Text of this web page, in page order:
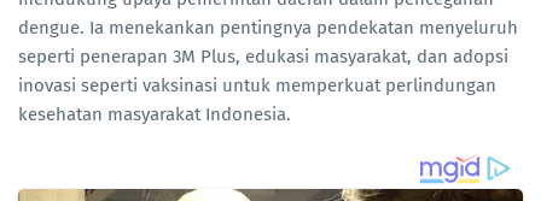
dengue. Ia menekankan pentingnya pendekatan menyeluruh
seperti penerapan 3M Plus, edukasi masyarakat, dan adopsi
inovasi seperti vaksinasi untuk memperkuat perlindungan
kesehatan masyarakat Indonesia.